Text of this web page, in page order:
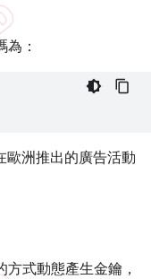
：
歐洲推出的廣告活動
式動態產生金鑰，